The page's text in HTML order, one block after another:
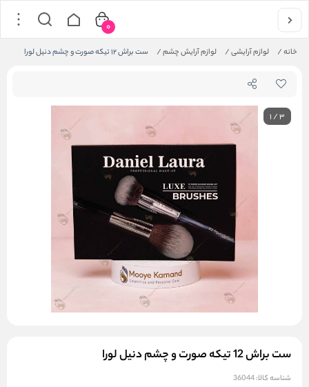
خانه/ لوازم آرایشی/ لوازم آرایش چشم/ ست براش 12 تیکه صورت و چشم دنیل لورا
0
1/3
ست براش 12 تیکه صورت و چشم دنیل لورا
شناسه کالا:36044